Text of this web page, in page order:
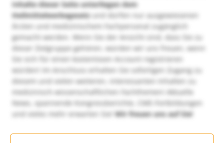
Inhalte dieser Seite unterliegen dem
Heilmittelwerbegesetzund dürfen nur ausgewiesenen
Ärzten und medizinischem Fachpersonal zugänglich
gemacht werden. Wenn Sie der Ansicht sind, dass Sie zu
dieser Zielgruppe gehören, würden wir uns freuen, wenn
Sie sich für einen kostenlosen Account registrieren
würden! Im Anschluss erhalten Sie sofortigen Zugang zu
diesem und vielen weiteren, interessanten Inhalten zu
medizinisch-wissenschaftlichen Fachthemen! Aktuelle
News, spannende Kongressberichte, CME-Fortbildungen
und vieles mehr erwarten Sie!Wir freuen uns auf Sie!